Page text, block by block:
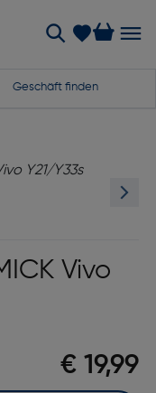
Geschäft finden
Vivo
€ 19,99